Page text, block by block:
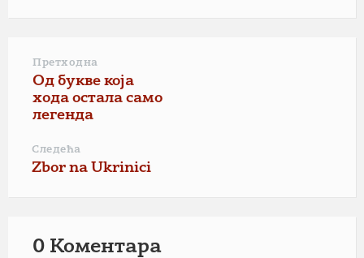
Претходна
Од букве која
хода остала само
легенда
Следећа
Zbor na Ukrinici
0 Коментарa